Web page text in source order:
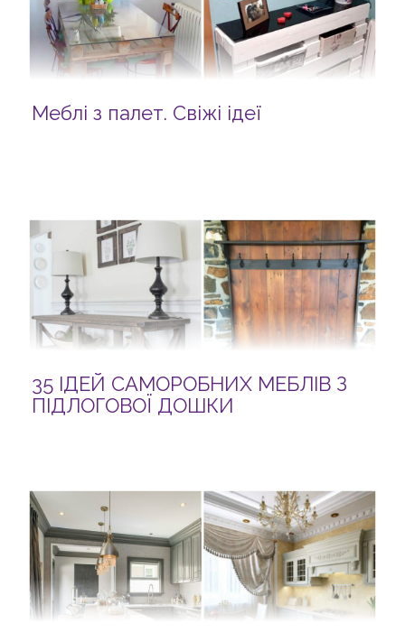
Меблі з палет. Свіжі ідеї
35 ІДЕЙ САМОРОБНИХ МЕБЛІВ З
ПІДЛОГОВОЇ ДОШКИ